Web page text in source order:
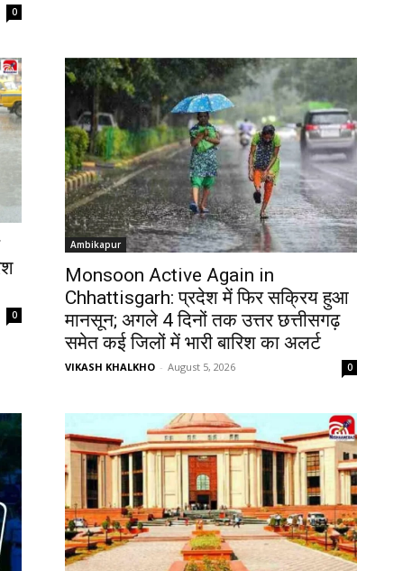
0
0
Ambikapur
Monsoon Active Again in
Chhattisgarh: प्रदेश में फिर सक्रिय हुआ
मानसून; अगले 4 दिनों तक उत्तर छत्तीसगढ़
समेत कई जिलों में भारी बारिश का अलर्ट
VIKASH KHALKHO - August 5, 2026 0